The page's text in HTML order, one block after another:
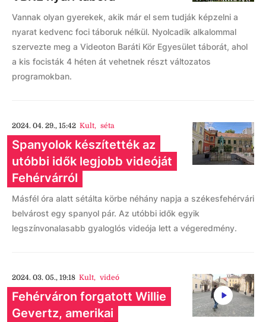
Vannak olyan gyerekek, akik már el sem tudják képzelni a
nyarat kedvenc foci táboruk nélkül. Nyolcadik alkalommal
szervezte meg a Videoton Baráti Kör Egyesület táborát, ahol
a kis focisták 4 héten át vehetnek részt változatos
programokban.
2024. 04. 29., 15:42 Kult, séta
Spanyolok készítették az
utóbbi idők legjobb videóját
Fehérvárról
Másfél óra alatt sétálta körbe néhány napja a székesfehérvári
belvárost egy spanyol pár. Az utóbbi idők egyik
legszínvonalasabb gyaloglós videója lett a végeredmény.
2024. 03. 05., 19:18 Kult, videó
Fehérváron forgatott Willie
Gevertz, amerikai